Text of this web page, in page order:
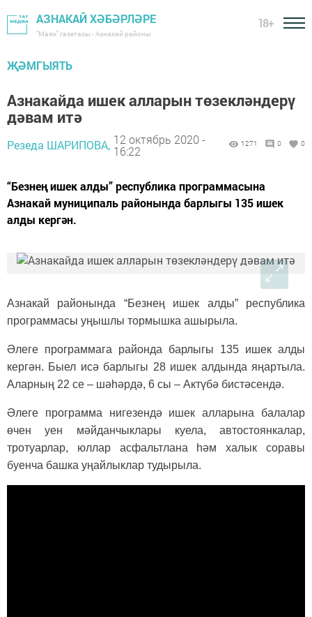
АЗНАКАЙ ХӘБӘРЛӘРЕ
"Маяк" газетасы - Азнакай районы
18+
ҖӘМГЫЯТЬ
Азнакайда ишек алларын төзекләндерү
дәвам итә
Резеда ШАРИПОВА, 12 октябрь 2020 -
16:22
1271 0 0
“Безнең ишек алды” республика программасына
Азнакай муниципаль районында барлыгы 135 ишек
алды кергән.
Азнакай районында “Безнең ишек алды” республика
программасы уңышлы тормышка ашырыла.
Әлеге программага районда барлыгы 135 ишек алды
кергән. Быел исә барлыгы 28 ишек алдында яңартыла.
Аларның 22 се – шәһәрдә, 6 сы – Актүбә бистәсендә.
Әлеге программа нигезендә ишек алларына балалар
өчен уен мәйданчыклары куела, автостоянкалар,
тротуарлар, юллар асфальтлана һәм халык соравы
буенча башка уңайлыклар тудырыла.